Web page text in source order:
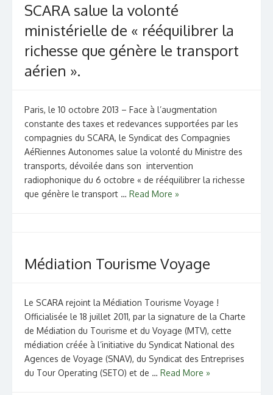
SCARA salue la volonté
ministérielle de « rééquilibrer la
richesse que génère le transport
aérien ».
Paris, le 10 octobre 2013 – Face à l’augmentation
constante des taxes et redevances supportées par les
compagnies du SCARA, le Syndicat des Compagnies
AéRiennes Autonomes salue la volonté du Ministre des
transports, dévoilée dans son intervention
radiophonique du 6 octobre « de rééquilibrer la richesse
que génère le transport … Read More »
Médiation Tourisme Voyage
Le SCARA rejoint la Médiation Tourisme Voyage !
Officialisée le 18 juillet 2011, par la signature de la Charte
de Médiation du Tourisme et du Voyage (MTV), cette
médiation créée à l’initiative du Syndicat National des
Agences de Voyage (SNAV), du Syndicat des Entreprises
du Tour Operating (SETO) et de … Read More »